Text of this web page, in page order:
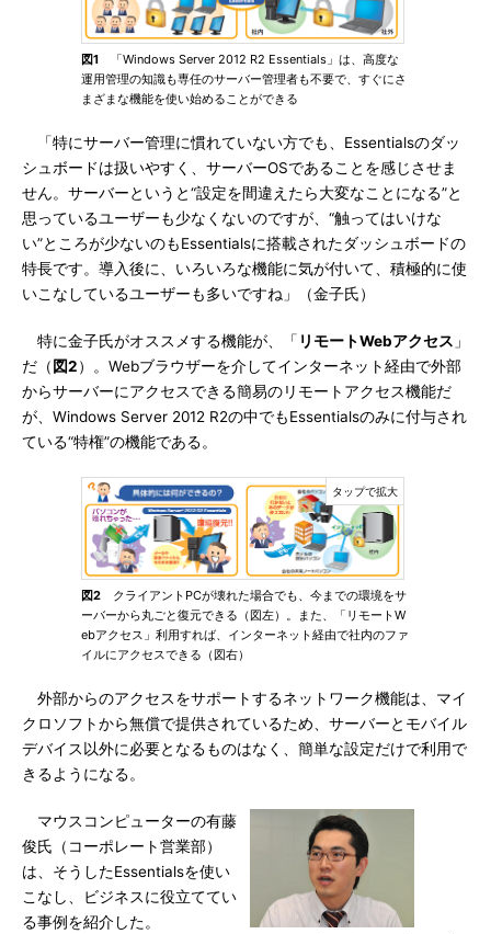
図1 「Windows Server 2012 R2 Essentials」は、高度な
運用管理の知識も専任のサーバー管理者も不要で、すぐにさ
まざまな機能を使い始めることができる
「特にサーバー管理に慣れていない方でも、Essentialsのダッ
シュボードは扱いやすく、サーバーOSであることを感じさせま
せん。サーバーというと“設定を間違えたら大変なことになる”と
思っているユーザーも少なくないのですが、“触ってはいけな
い”ところが少ないのもEssentialsに搭載されたダッシュボードの
特長です。導入後に、いろいろな機能に気が付いて、積極的に使
いこなしているユーザーも多いですね」（金子氏）
特に金子氏がオススメする機能が、「 リモートWebアクセス 」
だ（ 図2）。Webブラウザーを介してインターネット経由で外部
からサーバーにアクセスできる簡易のリモートアクセス機能だ
が、Windows Server 2012 R2の中でもEssentialsのみに付与され
ている“特権”の機能である。
図2 クライアントPCが壊れた場合でも、今までの環境をサ
ーバーから丸ごと復元できる（図左）。また、「リモートW
ebアクセス」利用すれば、インターネット経由で社内のファ
イルにアクセスできる（図右）
外部からのアクセスをサポートするネットワーク機能は、マイ
クロソフトから無償で提供されているため、サーバーとモバイル
デバイス以外に必要となるものはなく、簡単な設定だけで利用で
きるようになる。
マウスコンピューターの有藤
俊氏（コーポレート営業部）
は、そうしたEssentialsを使い
こなし、ビジネスに役立ててい
る事例を紹介した。